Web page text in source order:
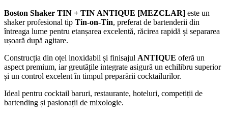
Boston Shaker TIN + TIN ANTIQUE [MEZCLAR] este un
shaker profesional tip Tin-on-Tin, preferat de bartenderii din
întreaga lume pentru etanșarea excelentă, răcirea rapidă și separarea
ușoară după agitare.
Construcția din oțel inoxidabil și finisajul ANTIQUE oferă un
aspect premium, iar greutățile integrate asigură un echilibru superior
și un control excelent în timpul preparării cocktailurilor.
Ideal pentru cocktail baruri, restaurante, hoteluri, competiții de
bartending și pasionații de mixologie.